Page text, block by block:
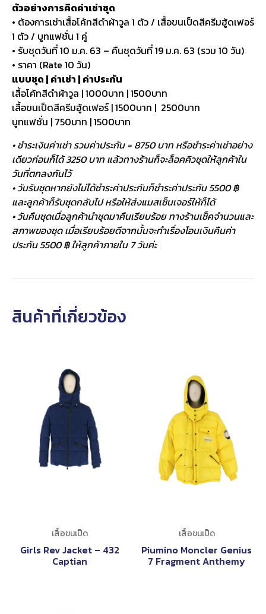
ตัวอย่างการคิดค่าเช่าชุด
• ต้องการเช่าเสื้อโค้ทสีดำผ้าวูล 1 ตัว / เสื้อขนเป็ดสีครีมฮู้ดเฟอร์
1 ตัว / บูทแฟชั่น 1 คู่
• รับชุดวันที่ 10 ม.ค. 63 – คืนชุดวันที่ 19 ม.ค. 63 (รวม 10 วัน)
• ราคา (Rate 10 วัน)
แบบชุด | ค่าเช่า | ค่าประกัน
เสื้อโค้ทสีดำผ้าวูล | 1000บาท | 1500บาท
เสื้อขนเป็ดสีครีมฮู้ดเฟอร์ | 1500บาท | 2500บาท
บูทแฟชั่น | 750บาท | 1500บาท
• ชำระเงินค่าเช่า รวมค่าประกัน = 8750 บาท หรือชำระค่าเช่าอย่าง
เดียวก่อนก็ได้ 3250 บาท แล้วทางร้านก็จะล็อคคิวชุดให้ลูกค้าใน
วันที่ตกลงกันไว้
• วันรับชุดหากยังไม่ได้ชำระค่าประกันก็ชำระค่าประกัน 5500 ฿
และลูกค้าก็รับชุดกลับไป หรือให้ส่งแมสเซ็นเจอร์ให้ก็ได้
• วันคืนชุดเมื่อลูกค้านำชุดมาคืนเรียบร้อย ทางร้านเช็คจำนวนและ
สภาพของชุด เมื่อเรียบร้อยดีจากนั้นจะทำเรื่องโอนเงินคืนค่า
ประกัน 5500 ฿ ให้ลูกค้าภายใน 7 วันค่ะ
สินค้าที่เกี่ยวข้อง
เสื้อขนเป็ด
Girls Rev Jacket – 432
Captian
เสื้อขนเป็ด
Piumino Moncler Genius
7 Fragment Anthemy